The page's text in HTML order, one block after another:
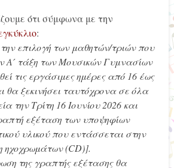
ότι σύμφωνα με την
:
επιλογή των μαθητών/τριών που
Α ́ τάξη των Μουσικών Γυμνασίων
τις εργάσιμες ημέρες από 16 έως
θα ξεκινήσει ταυτόχρονα σε όλα
την Τρίτη 16 Ιουνίου 2026 και
εξέταση των υποψηφίων
υλικού που εντάσσεται στην
ηχοχρωμάτων (CD)].
της γραπτής εξέτασης θα